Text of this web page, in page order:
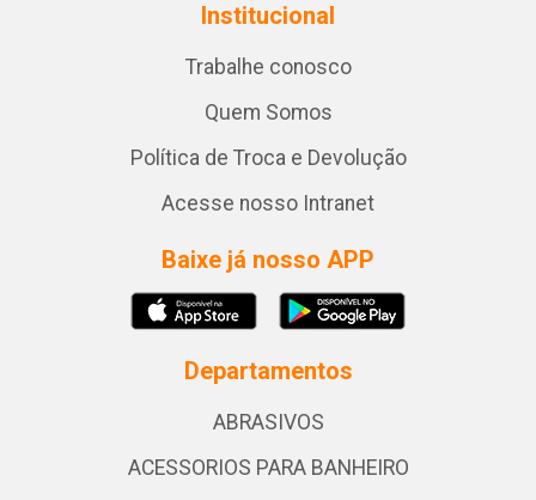
Institucional
Trabalhe conosco
Quem Somos
Política de Troca e Devolução
Acesse nosso Intranet
Baixe já nosso APP
Departamentos
ABRASIVOS
ACESSORIOS PARA BANHEIRO